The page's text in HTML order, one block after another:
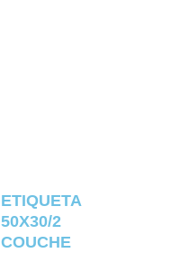
ETIQUETA
50X30/2
COUCHE